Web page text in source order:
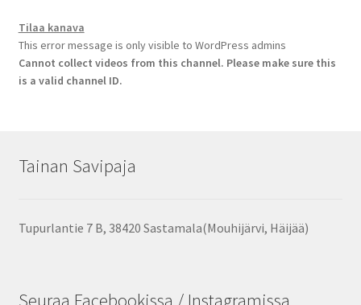
Tilaa kanava
This error message is only visible to WordPress admins
Cannot collect videos from this channel. Please make sure this
is a valid channel ID.
Tainan Savipaja
Tupurlantie 7 B, 38420 Sastamala(Mouhijärvi, Häijää)
Seuraa Facebookissa / Instagramissa